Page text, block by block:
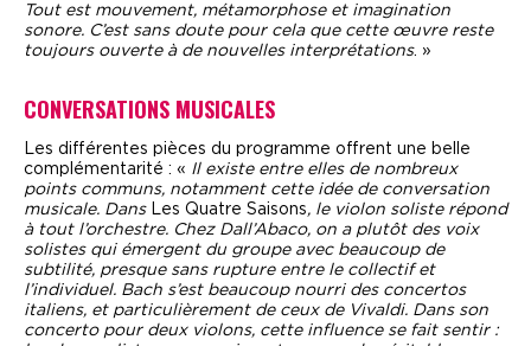
Tout est mouvement, métamorphose et imagination
sonore. C’est sans doute pour cela que cette œuvre reste
toujours ouverte à de nouvelles interprétations. »
CONVERSATIONS MUSICALES
Les différentes pièces du programme offrent une belle
complémentarité : « Il existe entre elles de nombreux
points communs, notamment cette idée de conversation
musicale. Dans Les Quatre Saisons, le violon soliste répond
à tout l’orchestre. Chez Dall’Abaco, on a plutôt des voix
solistes qui émergent du groupe avec beaucoup de
subtilité, presque sans rupture entre le collectif et
l’individuel. Bach s’est beaucoup nourri des concertos
italiens, et particulièrement de ceux de Vivaldi. Dans son
concerto pour deux violons, cette influence se fait sentir :